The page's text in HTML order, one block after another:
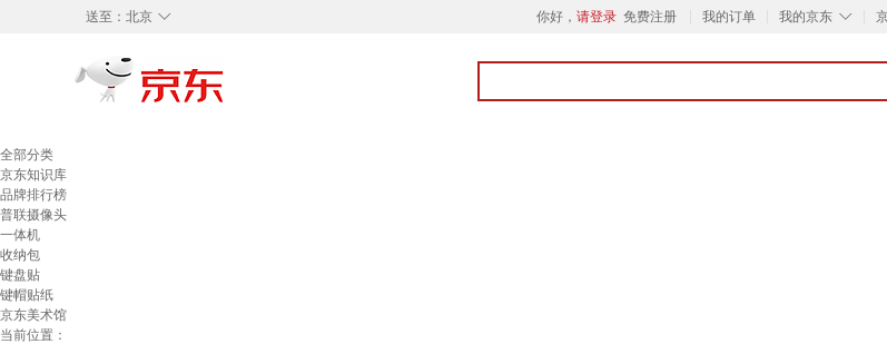
◇
送至： 北京 你好， 请登录 免费注册 我的订单 ◇
我的京东
全部分类
京东知识库
品牌排行榜
普联摄像头
一体机
收纳包
键盘贴
键帽贴纸
京东美术馆
当前位置：